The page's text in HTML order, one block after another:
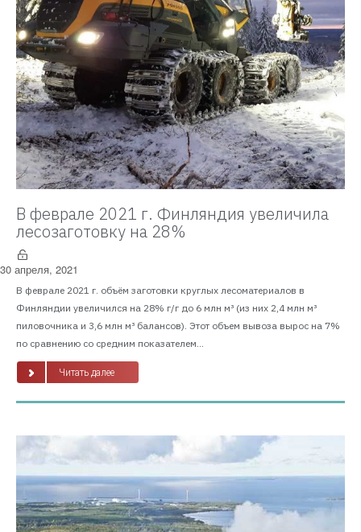
В феврале 2021 г. Финляндия увеличила
лесозаготовку на 28%
30 апреля, 2021
В феврале 2021 г. объём заготовки круглых лесоматериалов в
Финляндии увеличился на 28% г/г до 6 млн м³ (из них 2,4 млн м³
пиловочника и 3,6 млн м³ балансов). Этот объем вывоза вырос на 7%
по сравнению со средним показателем...
Читать далее